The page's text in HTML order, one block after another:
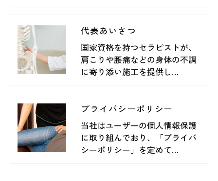
代表あいさつ
国家資格を持つセラピストが、
肩こりや腰痛などの身体の不調
に寄り添い施工を提供し…
プライバシーポリシー
当社はユーザーの個人情報保護
に取り組んでおり、「プライバ
シーポリシー」を定めて…